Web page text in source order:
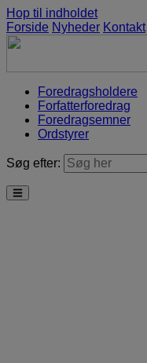
Hop til indholdet
Forside Nyheder Kontakt
Foredragsholdere
Forfatterforedrag
Foredragsemner
Ordstyrer
Søg efter: